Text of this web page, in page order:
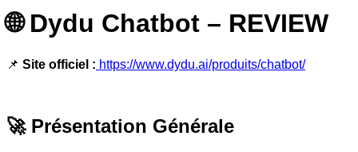
🌐 Dydu Chatbot – REVIEW
📌 Site officiel : https://www.dydu.ai/produits/chatbot/
🚀 Présentation Générale